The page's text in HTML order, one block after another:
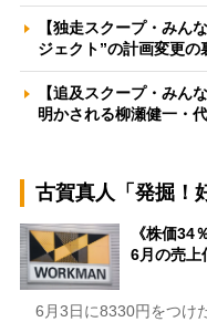
【独走スクープ・みん
ジェクト”の計画変更
【追及スクープ・みん
明かされる柳瀬健一・
古賀真人「発掘！
《株価34
6月の売上
6月3日に8330円をつけ